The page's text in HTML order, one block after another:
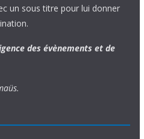
un sous titre pour lui donner
des évènements et de